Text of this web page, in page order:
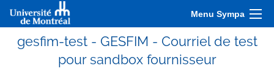
Menu Sympa
gesfim-test - GESFIM - Courriel de test
pour sandbox fournisseur